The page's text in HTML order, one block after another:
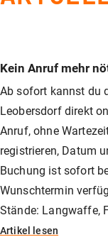
Long Range
Long Range
Kein Anruf mehr
Ab sofort kannst du
Leobersdorf direkt
Anruf, ohne
registrieren, Datum
Buchung ist sofort
Wunschtermin
Stände: Langwaffe,
Artikel lesen